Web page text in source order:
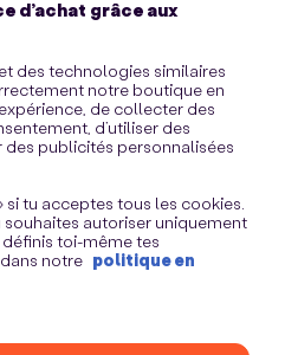
d’achat grâce aux
des technologies similaires
notre boutique en
de collecter des
d’utiliser des
publicités personnalisées
si tu acceptes tous les cookies.
souhaites autoriser uniquement
toi-même tes
notre politique en